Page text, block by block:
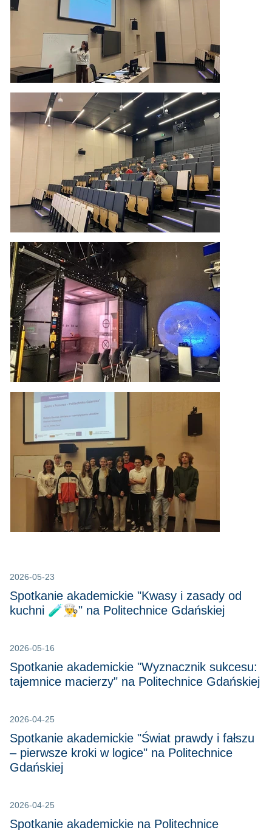
2026-05-23
Spotkanie akademickie "Kwasy i zasady od
kuchni 🧪👨‍🍳" na Politechnice Gdańskiej
2026-05-16
Spotkanie akademickie "Wyznacznik sukcesu:
tajemnice macierzy" na Politechnice Gdańskiej
2026-04-25
Spotkanie akademickie "Świat prawdy i fałszu
– pierwsze kroki w logice" na Politechnice
Gdańskiej
2026-04-25
Spotkanie akademickie na Politechnice